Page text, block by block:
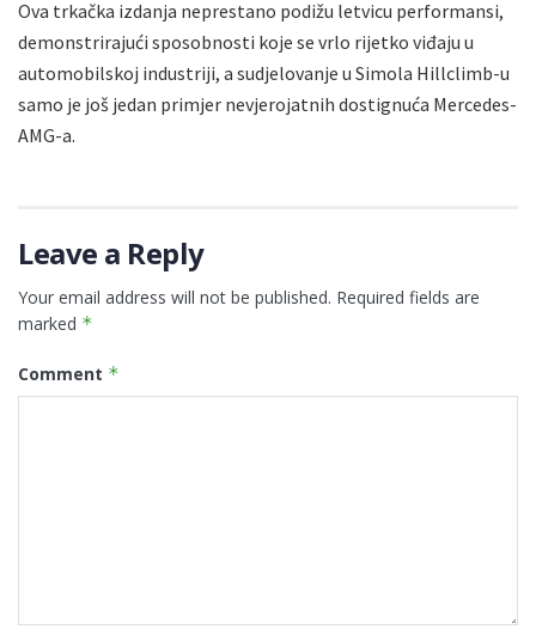
Ova trkačka izdanja neprestano podižu letvicu performansi,
demonstrirajući sposobnosti koje se vrlo rijetko viđaju u
automobilskoj industriji, a sudjelovanje u Simola Hillclimb-u
samo je još jedan primjer nevjerojatnih dostignuća Mercedes-
AMG-a.
Leave a Reply
Your email address will not be published. Required fields are
marked *
Comment *